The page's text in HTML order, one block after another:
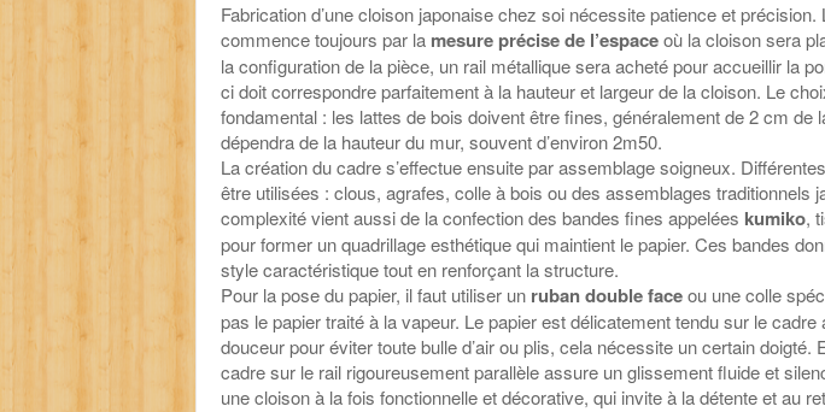
Fabrication d’une cloison japonaise chez soi nécessite patience et précision.
commence toujours par la mesure précise de l’espaceoù la cloison sera
la configuration de la pièce, un rail métallique sera acheté pour accueillir la
ci doit correspondre parfaitement à la hauteur et largeur de la cloison. Le
fondamental : les lattes de bois doivent être fines, généralement de 2 cm de
dépendra de la hauteur du mur, souvent d’environ 2m50.
La création du cadre s’effectue ensuite par assemblage soigneux.
être utilisées : clous, agrafes, colle à bois ou des assemblages traditionnels
complexité vient aussi de la confection des bandes fines appelées kumiko,
pour former un quadrillage esthétique qui maintient le papier. Ces bandes
style caractéristique tout en renforçant la structure.
Pour la pose du papier, il faut utiliser un ruban double faceou une colle
pas le papier traité à la vapeur. Le papier est délicatement tendu sur le cadre
douceur pour éviter toute bulle d’air ou plis, cela nécessite un certain doigté.
cadre sur le rail rigoureusement parallèle assure un glissement fluide et
une cloison à la fois fonctionnelle et décorative, qui invite à la détente et au